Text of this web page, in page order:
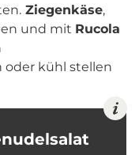
Ziegenkäse,
und mit Rucola
oder kühl stellen